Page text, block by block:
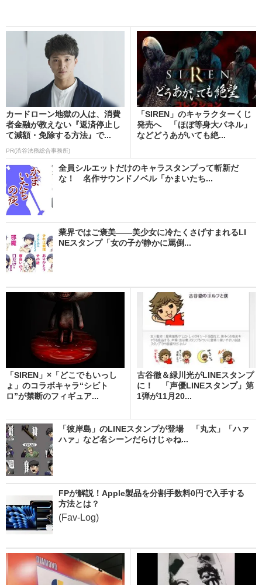
カードローン地獄の人は、消費
者金融が教えない『返済停止し
て減額・免除する方法』で...
PR(渋谷法務総合事務所)
「SIREN」のキャラクターくじ
発売へ 「ほぼ等身大パネル」
などどうあがいても絶...
全員シルエットだけのキャラスタンプって斬新だ
な！ 名作サウンドノベル「かまいたち...
業界ではご褒美――美少女に冷たくさげすまれるLI
NEスタンプ「女の子が静かに罵倒...
「SIREN」×「どこでもいっし
ょ」のコラボキャラ“シビト
ロ”が禁断のフィギュア...
古谷徹＆緑川光がLINEスタンプ
に！ 「声優LINEスタンプ」第
1弾が11月20...
「彼岸島」のLINEスタンプが登場 「丸太」「ハァ
ハァ」など名シーンだらけじゃね...
FPが解説！Apple製品を分割手数料0円で入手する
方法とは？
(Fav-Log)